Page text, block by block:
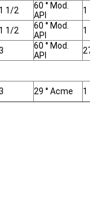
1 1/2
60 ° Mod.
API
1
1 1/2
60 ° Mod.
API
1
60 ° Mod.
API
29 ° Acme 1